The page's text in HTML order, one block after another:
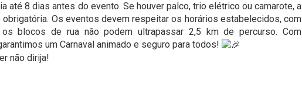
até 8 dias antes do evento. Se houver palco, trio elétrico ou camarote, a
Os eventos devem respeitar os horários estabelecidos, com
blocos de rua não podem ultrapassar 2,5 km de percurso. Com
um Carnaval animado e seguro para todos!
não dirija!